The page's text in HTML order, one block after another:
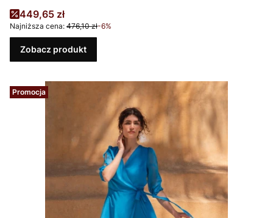
Cena promocyjna
449,65 zł
Najniższa cena: 476,10 zł-6%
Zobacz produkt
Promocja